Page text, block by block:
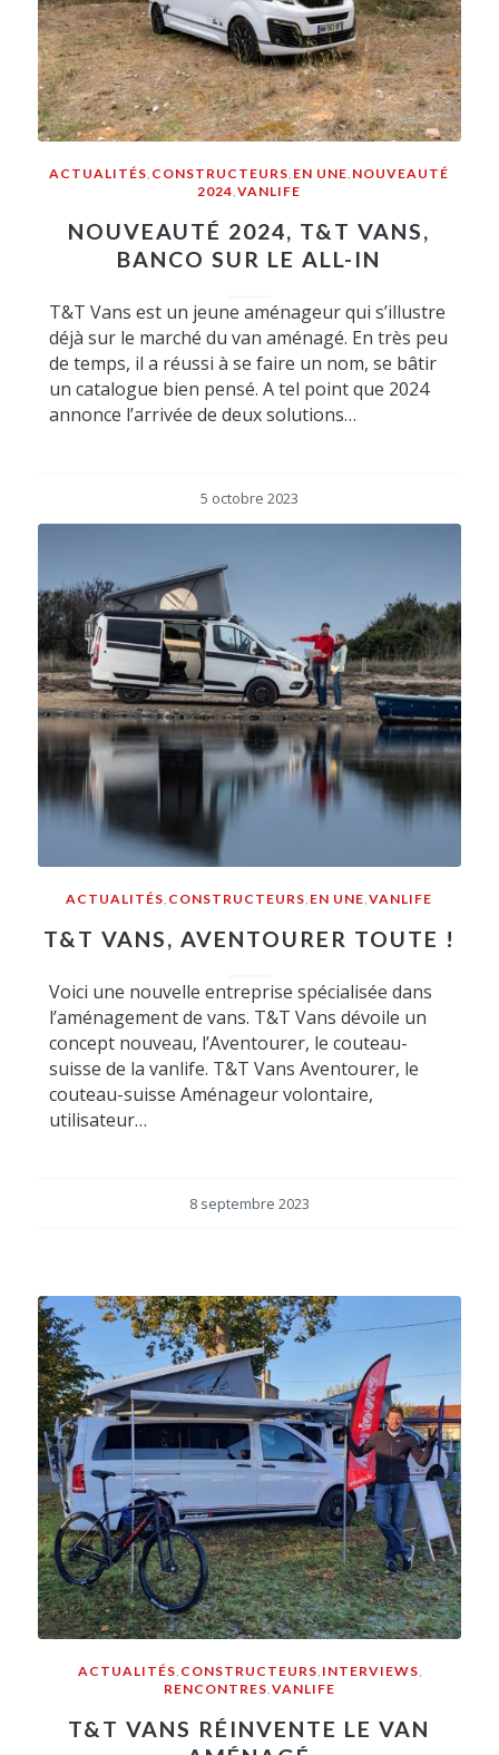
ACTUALITÉS, CONSTRUCTEURS, EN UNE, NOUVEAUTÉ
2024,VANLIFE
NOUVEAUTÉ 2024, T&T VANS,
BANCO SUR LE ALL-IN
T&T Vans est un jeune aménageur qui s’illustre
déjà sur le marché du van aménagé. En très peu
de temps, il a réussi à se faire un nom, se bâtir
un catalogue bien pensé. A tel point que 2024
annonce l’arrivée de deux solutions…
5 octobre 2023
ACTUALITÉS, CONSTRUCTEURS, EN UNE,VANLIFE
T&T VANS, AVENTOURER TOUTE !
Voici une nouvelle entreprise spécialisée dans
l’aménagement de vans. T&T Vans dévoile un
concept nouveau, l’Aventourer, le couteau-
suisse de la vanlife. T&T Vans Aventourer, le
couteau-suisse Aménageur volontaire,
utilisateur…
8 septembre 2023
ACTUALITÉS CONSTRUCTEURS INTERVIEWS
RENCONTRES VANLIFE
T&T VANS RÉINVENTE LE VAN